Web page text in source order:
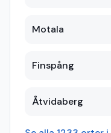
Motala
Finspång
Åtvidaberg